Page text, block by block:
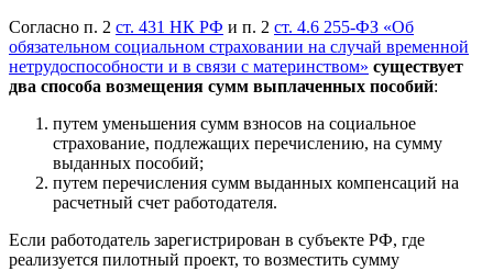
Согласно п. 2 ст. 431 НК РФ и п. 2 ст. 4.6 255-ФЗ «Об
обязательном социальном страховании на случай временной
нетрудоспособности и в связи с материнством» существует
два способа возмещения сумм выплаченных пособий:
путем уменьшения сумм взносов на социальное
страхование, подлежащих перечислению, на сумму
выданных пособий;
путем перечисления сумм выданных компенсаций на
расчетный счет работодателя.
Если работодатель зарегистрирован в субъекте РФ, где
реализуется пилотный проект, то возместить сумму